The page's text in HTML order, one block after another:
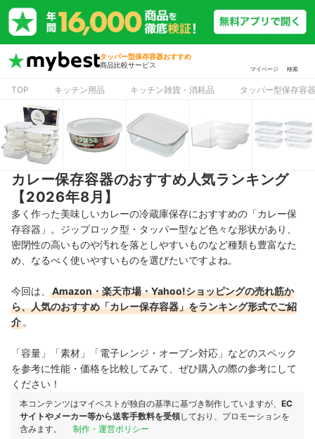
タッパー型保存容器おすすめ
商品比較サービス
マイページ 検索
TOP キッチン用品 キッチン雑貨・消耗品 タッパー型保存容器
カレー保存容器のおすすめ人気ランキング
【2026年8月】
多く作った美味しいカレーの冷蔵庫保存におすすめの「カレー保
存容器」。ジップロック型・タッパー型など色々な形状があり、
密閉性の高いものや汚れを落としやすいものなど種類も豊富なた
め、なるべく使いやすいものを選びたいですよね。
今回は、
Amazon・楽天市場・Yahoo!ショッピングの売れ筋か
ら、人気のおすすめ「カレー保存容器」をランキング形式でご紹
介 。
「容量」「素材」「電子レンジ・オーブン対応」などのスペック
を参考に性能・価格を比較してみて、ぜひ購入の際の参考にして
ください！
本コンテンツはマイベストが独自の基準に基づき制作していますが、 EC
サイトやメーカー等から送客手数料を受領しており、プロモーションを
含みます。
制作・運営ポリシー